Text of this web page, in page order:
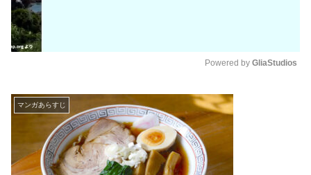
Powered by GliaStudios
マンガあらすじ